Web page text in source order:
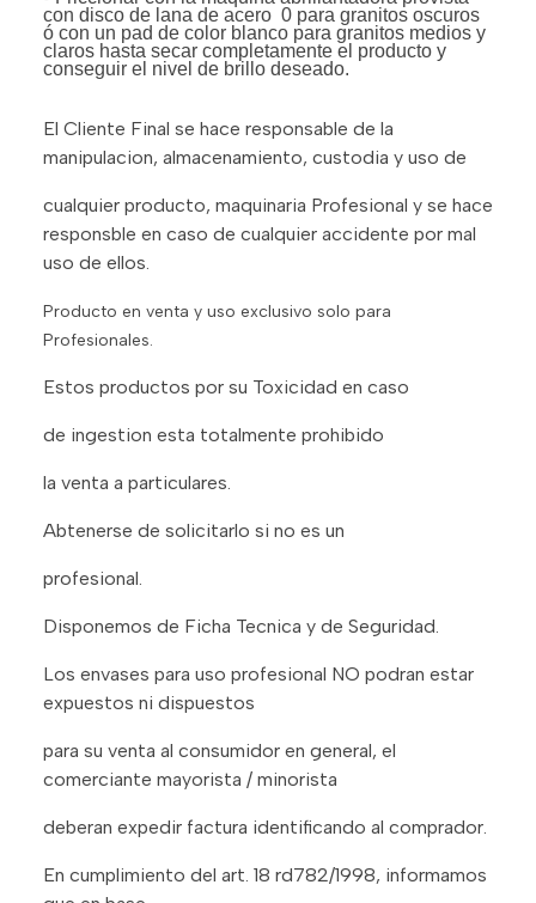
con disco de lana de acero 0 para granitos oscuros
ó con un pad de color blanco para granitos medios y
claros hasta secar completamente el producto y
conseguir el nivel de brillo deseado.
El Cliente Final se hace responsable de la
manipulacion, almacenamiento, custodia y uso de
cualquier producto, maquinaria Profesional y se hace
responsble en caso de cualquier accidente por mal
uso de ellos.
Producto en venta y uso exclusivo solo para
Profesionales.
Estos productos por su Toxicidad en caso
de ingestion esta totalmente prohibido
la venta a particulares.
Abtenerse de solicitarlo si no es un
profesional.
Disponemos de Ficha Tecnica y de Seguridad.
Los envases para uso profesional NO podran estar
expuestos ni dispuestos
para su venta al consumidor en general, el
comerciante mayorista / minorista
deberan expedir factura identificando al comprador.
En cumplimiento del art. 18 rd782/1998, informamos